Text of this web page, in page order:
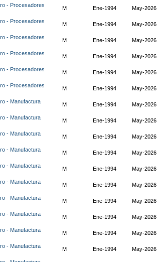
- Procesadores
M Ene-1994 May-2026
- Procesadores
M Ene-1994 May-2026
- Procesadores
M Ene-1994 May-2026
- Procesadores
M Ene-1994 May-2026
- Procesadores
M Ene-1994 May-2026
- Procesadores
M Ene-1994 May-2026
- Manufactura
M Ene-1994 May-2026
- Manufactura
M Ene-1994 May-2026
- Manufactura
M Ene-1994 May-2026
- Manufactura
M Ene-1994 May-2026
- Manufactura
M Ene-1994 May-2026
- Manufactura
M Ene-1994 May-2026
- Manufactura
M Ene-1994 May-2026
- Manufactura
M Ene-1994 May-2026
- Manufactura
M Ene-1994 May-2026
- Manufactura
M Ene-1994 May-2026